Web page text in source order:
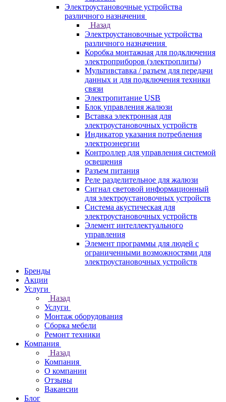
Электроустановочные устройства
различного назначения
Назад
Электроустановочные устройства
различного назначения
Коробка монтажная для подключения
электроприборов (электроплиты)
Мультивставка / разъем для передачи
данных и для подключения техники
связи
Электропитание USB
Блок управления жалюзи
Вставка электронная для
электроустановочных устройств
Индикатор указания потребления
электроэнергии
Контроллер для управления системой
освещения
Разъем питания
Реле разделительное для жалюзи
Сигнал световой информационный
для электроустановочных устройств
Система акустическая для
электроустановочных устройств
Элемент интеллектуального
управления
Элемент программы для людей с
ограниченными возможностями для
электроустановочных устройств
Бренды
Акции
Услуги
Назад
Услуги
Монтаж оборудования
Сборка мебели
Ремонт техники
Компания
Назад
Компания
О компании
Отзывы
Вакансии
Блог